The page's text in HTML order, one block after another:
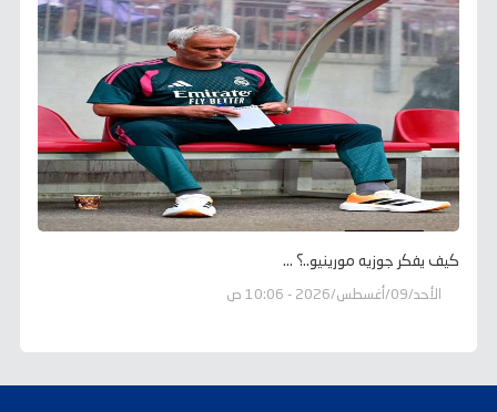
كيف يفكر جوزيه مورينيو..؟ ...
الأحد/09/أغسطس/2026 - 10:06 ص